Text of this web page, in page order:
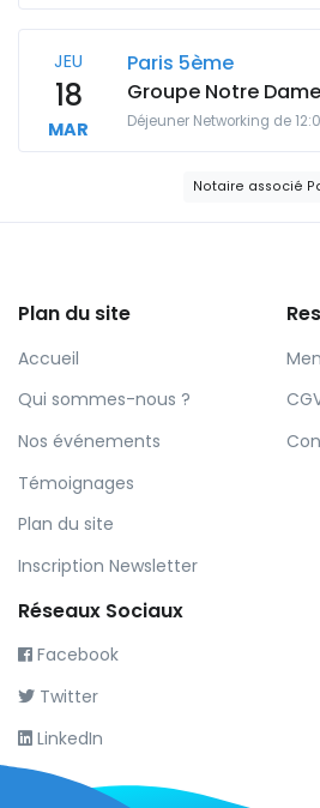
JEU
18
MAR
Paris 5ème
Groupe Notre Dame
Déjeuner Networking de
Notaire associé
Plan du site
Accueil
Qui sommes-nous ?
Nos événements
Témoignages
Plan du site
Inscription Newsletter
Réseaux Sociaux
Facebook
Twitter
LinkedIn